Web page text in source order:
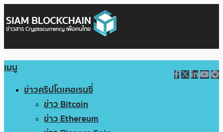
เมนู
ข่าวคริปโตเคอเรนซี่
ข่าว Bitcoin
ข่าว Ethereum